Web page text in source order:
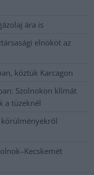
ára is
elnököt az
köztük Karcagon
Szolnokon klímát
a tüzeknél